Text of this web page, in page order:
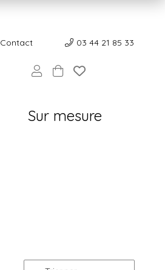
Contact
03 44 21 85 33
Sur mesure
Contact